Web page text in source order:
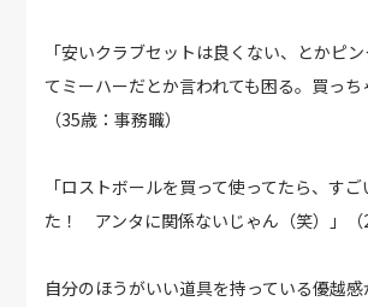
「安いクラブセットは良くない、とかピ
てミーハーだとか言われても困る。買っち
（35歳：事務職）
「ロストボールを買って使ってたら、す
た！ アンタに関係ないじゃん（笑）」（
自分のほうがいい道具を持っている優越